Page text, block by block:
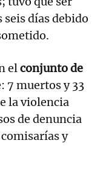
días debido
elconjunto de
7 muertos y 33
la violencia
de denuncia
y